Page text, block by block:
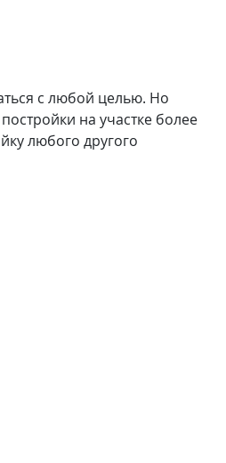
с любой целью. Но
на участке более
любого другого